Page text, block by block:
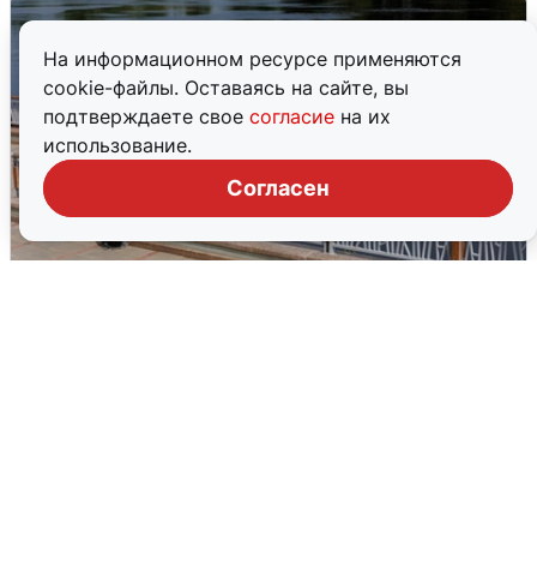
На информационном ресурсе применяются
cookie-файлы. Оставаясь на сайте, вы
подтверждаете свое согласие на их
использование.
Согласен